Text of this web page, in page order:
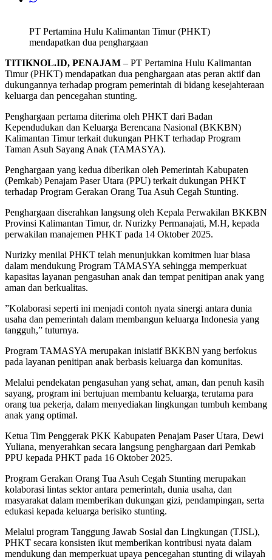
PT Pertamina Hulu Kalimantan Timur (PHKT)
mendapatkan dua penghargaan
TITIKNOL.ID, PENAJAM – PT Pertamina Hulu Kalimantan
Timur (PHKT) mendapatkan dua penghargaan atas peran aktif dan
dukungannya terhadap program pemerintah di bidang kesejahteraan
keluarga dan pencegahan stunting.
Penghargaan pertama diterima oleh PHKT dari Badan
Kependudukan dan Keluarga Berencana Nasional (BKKBN)
Kalimantan Timur terkait dukungan PHKT terhadap Program
Taman Asuh Sayang Anak (TAMASYA).
Penghargaan yang kedua diberikan oleh Pemerintah Kabupaten
(Pemkab) Penajam Paser Utara (PPU) terkait dukungan PHKT
terhadap Program Gerakan Orang Tua Asuh Cegah Stunting.
Penghargaan diserahkan langsung oleh Kepala Perwakilan BKKBN
Provinsi Kalimantan Timur, dr. Nurizky Permanajati, M.H, kepada
perwakilan manajemen PHKT pada 14 Oktober 2025.
Nurizky menilai PHKT telah menunjukkan komitmen luar biasa
dalam mendukung Program TAMASYA sehingga memperkuat
kapasitas layanan pengasuhan anak dan tempat penitipan anak yang
aman dan berkualitas.
”Kolaborasi seperti ini menjadi contoh nyata sinergi antara dunia
usaha dan pemerintah dalam membangun keluarga Indonesia yang
tangguh,” tuturnya.
Program TAMASYA merupakan inisiatif BKKBN yang berfokus
pada layanan penitipan anak berbasis keluarga dan komunitas.
Melalui pendekatan pengasuhan yang sehat, aman, dan penuh kasih
sayang, program ini bertujuan membantu keluarga, terutama para
orang tua pekerja, dalam menyediakan lingkungan tumbuh kembang
anak yang optimal.
Ketua Tim Penggerak PKK Kabupaten Penajam Paser Utara, Dewi
Yuliana, menyerahkan secara langsung penghargaan dari Pemkab
PPU kepada PHKT pada 16 Oktober 2025.
Program Gerakan Orang Tua Asuh Cegah Stunting merupakan
kolaborasi lintas sektor antara pemerintah, dunia usaha, dan
masyarakat dalam memberikan dukungan gizi, pendampingan, serta
edukasi kepada keluarga berisiko stunting.
Melalui program Tanggung Jawab Sosial dan Lingkungan (TJSL),
PHKT secara konsisten ikut memberikan kontribusi nyata dalam
mendukung dan memperkuat upaya pencegahan stunting di wilayah